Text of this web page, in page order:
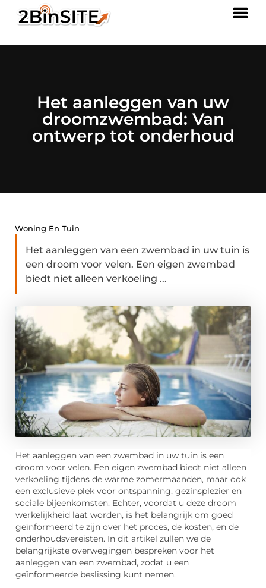
Het aanleggen van uw
droomzwembad: Van
ontwerp tot onderhoud
Woning En Tuin
Het aanleggen van een zwembad in uw tuin is
een droom voor velen. Een eigen zwembad
biedt niet alleen verkoeling ...
Het aanleggen van een zwembad in uw tuin is een
droom voor velen. Een eigen zwembad biedt niet alleen
verkoeling tijdens de warme zomermaanden, maar ook
een exclusieve plek voor ontspanning, gezinsplezier en
sociale bijeenkomsten. Echter, voordat u deze droom
werkelijkheid laat worden, is het belangrijk om goed
geïnformeerd te zijn over het proces, de kosten, en de
onderhoudsvereisten. In dit artikel zullen we de
belangrijkste overwegingen bespreken voor het
aanleggen van een zwembad, zodat u een
geïnformeerde beslissing kunt nemen.